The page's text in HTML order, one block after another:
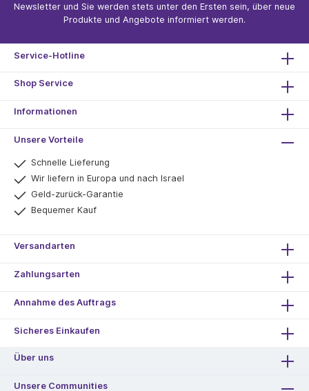
Newsletter und Sie werden stets unter den Ersten sein, über neue
Produkte und Angebote informiert werden.
Service-Hotline
Shop Service
Informationen
Unsere Vorteile
Schnelle Lieferung
Wir liefern in Europa und nach Israel
Geld-zurück-Garantie
Bequemer Kauf
Versandarten
Zahlungsarten
Annahme des Auftrags
Sicheres Einkaufen
Über uns
Unsere Communities